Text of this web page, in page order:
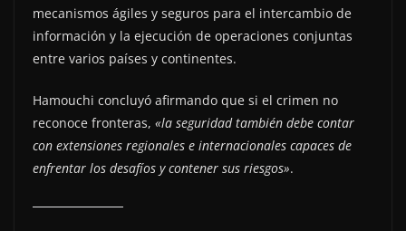
mecanismos ágiles y seguros para el intercambio de
información y la ejecución de operaciones conjuntas
entre varios países y continentes.
Hamouchi concluyó afirmando que si el crimen no
reconoce fronteras, «la seguridad también debe contar
con extensiones regionales e internacionales capaces de
enfrentar los desafíos y contener sus riesgos».